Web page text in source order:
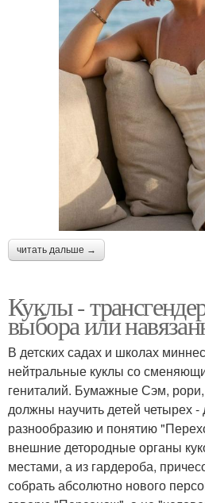
читать дальше →
Куклы -
выбора или
В детских садах и школах
нейтральные куклы со
гениталий. Бумажные Сэм,
должны научить детей четырех -
разнообразию и понятию
внешние детородные органы
местами, а из гардероба,
собрать абсолютно нового